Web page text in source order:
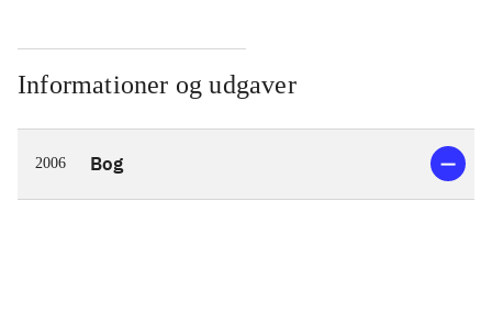
Informationer og udgaver
2006 Bog